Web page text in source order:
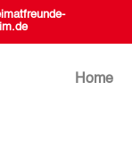
Home